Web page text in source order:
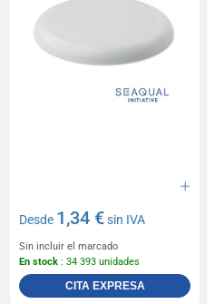
Desde 1,34 €sin IVA
Sin incluir el marcado
En stock : 34 393 unidades
CITA EXPRESA